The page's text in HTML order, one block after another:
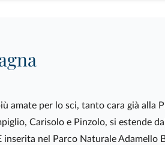
amate per lo sci, tanto cara già alla
Carisolo e Pinzolo, si estende
nel Parco Naturale Adamello